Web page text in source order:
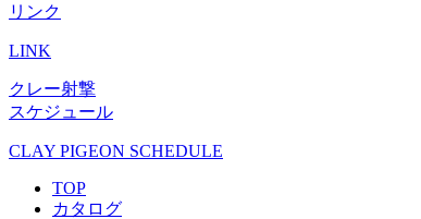
リンク
LINK
クレー射撃
スケジュール
CLAY PIGEON SCHEDULE
TOP
カタログ